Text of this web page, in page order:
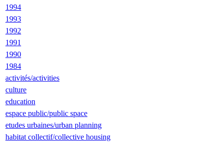
1994
1993
1992
1991
1990
1984
activités/activities
culture
education
espace public/public space
etudes urbaines/urban planning
habitat collectif/collective housing